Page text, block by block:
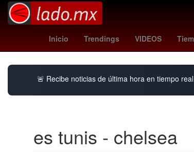
Inicio Trendings VIDEOSDenuncia
🚨 Recibe noticias de última hora en tiempo
es tunis - chelsea